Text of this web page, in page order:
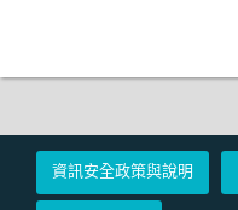
資訊安全政策與說明